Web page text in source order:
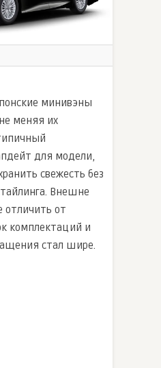
минивэны
меняя их
для модели,
свежесть без
Внешне
от
комплектаций и
стал шире.